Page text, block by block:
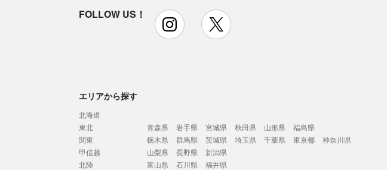
FOLLOW US！ instagram
エリアから探す
北海道
東北
青森県 岩手県 宮城県 秋田県 山形県
福島県
関東
栃木県 群馬県 茨城県 埼玉県 千葉県 東京都
神奈川県
甲信越
山梨県 長野県
新潟県
北陸
富山県 石川県
福井県